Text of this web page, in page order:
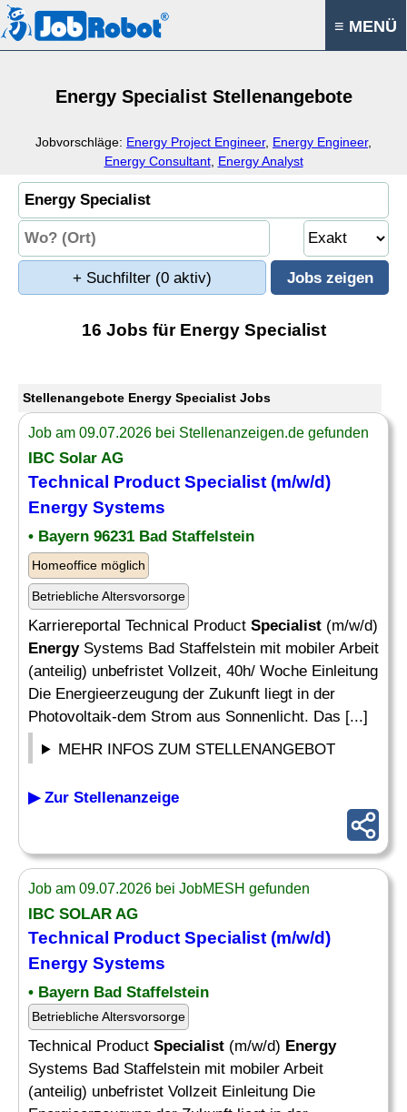
≡ MENÜ
Energy Specialist Stellenangebote
Jobvorschläge: Energy Project Engineer, Energy Engineer,
Energy Consultant, Energy Analyst
+ Suchfilter (0 aktiv)
16 Jobs für Energy Specialist
Stellenangebote Energy Specialist Jobs
Job am 09.07.2026 bei Stellenanzeigen.de gefunden
IBC Solar AG
Technical Product Specialist (m/w/d)
Energy Systems
• Bayern 96231 Bad Staffelstein
Homeoffice möglich
Betriebliche Altersvorsorge
Karriereportal Technical Product Specialist (m/w/d)
EnergySystems Bad Staffelstein mit mobiler Arbeit
(anteilig) unbefristet Vollzeit, 40h/ Woche Einleitung
Die Energieerzeugung der Zukunft liegt in der
Photovoltaik-dem Strom aus Sonnenlicht. Das [...]
MEHR INFOS ZUM STELLENANGEBOT
▶ Zur Stellenanzeige
Job am 09.07.2026 bei JobMESH gefunden
IBC SOLAR AG
Technical Product Specialist (m/w/d)
Energy Systems
• Bayern Bad Staffelstein
Betriebliche Altersvorsorge
Technical Product Specialist (m/w/d) Energy
Systems Bad Staffelstein mit mobiler Arbeit
(anteilig) unbefristet Vollzeit Einleitung Die